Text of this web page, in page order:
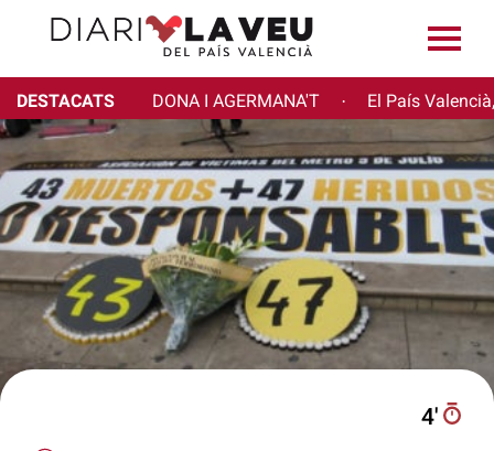
DESTACATS DONA I AGERMANA'T · El País
4′